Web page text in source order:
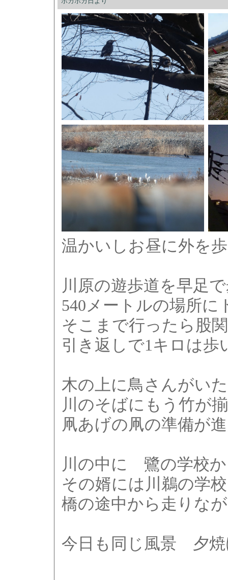
温かいしお昼に外を
川原の遊歩道を早足
540メートルの場所に
そこまで行ったら股
引き返しで1キロは歩
木の上に鳥さんがいた
川のそばにもう竹が
凧あげの凧の準備が
川の中に 鷺の学校
その婿には川鵜の学
橋の途中から走りな
今日も同じ風景 夕焼